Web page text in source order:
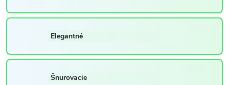
Elegantné
Šnurovacie